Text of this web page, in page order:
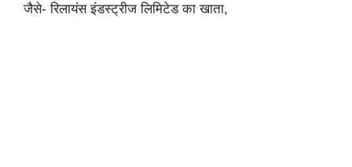
जैसे- रिलायंस इंडस्ट्रीज लिमिटेड का खाता,